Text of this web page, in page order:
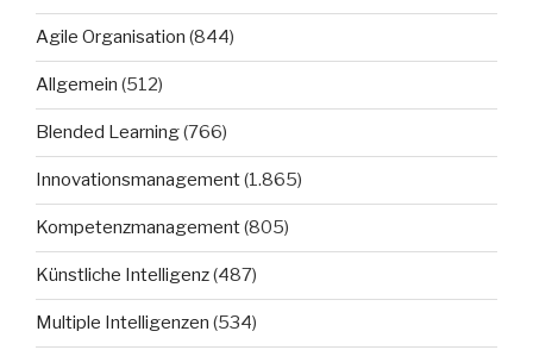
Agile Organisation (844)
Allgemein (512)
Blended Learning(766)
Innovationsmanagement(1.865)
Kompetenzmanagement(805)
Künstliche Intelligenz(487)
Multiple Intelligenzen (534)